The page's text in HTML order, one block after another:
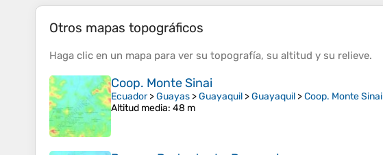
Otros mapas topográficos
Haga clic en un mapa para ver su topografía, su altitud y su relieve.
Coop. Monte Sinai
Ecuador>Guayas >Guayaquil >Guayaquil >Coop. Monte Sinai
Altitud media: 48 m